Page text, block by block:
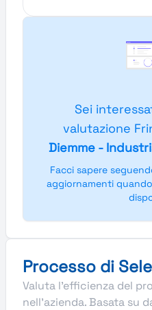
Sei
valutazione
Diemme -
Facci sapere
aggiornamenti
Processo di
Valuta l'efficienza del
nell'azienda. Basata su